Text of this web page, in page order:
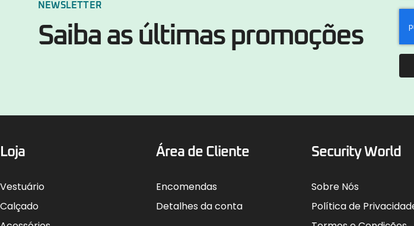
NEWSLETTER
Saiba as últimas promoções
Loja
Vestuário
Calçado
Área de Cliente
Encomendas
Detalhes da conta
Security World
Sobre Nós
Política de